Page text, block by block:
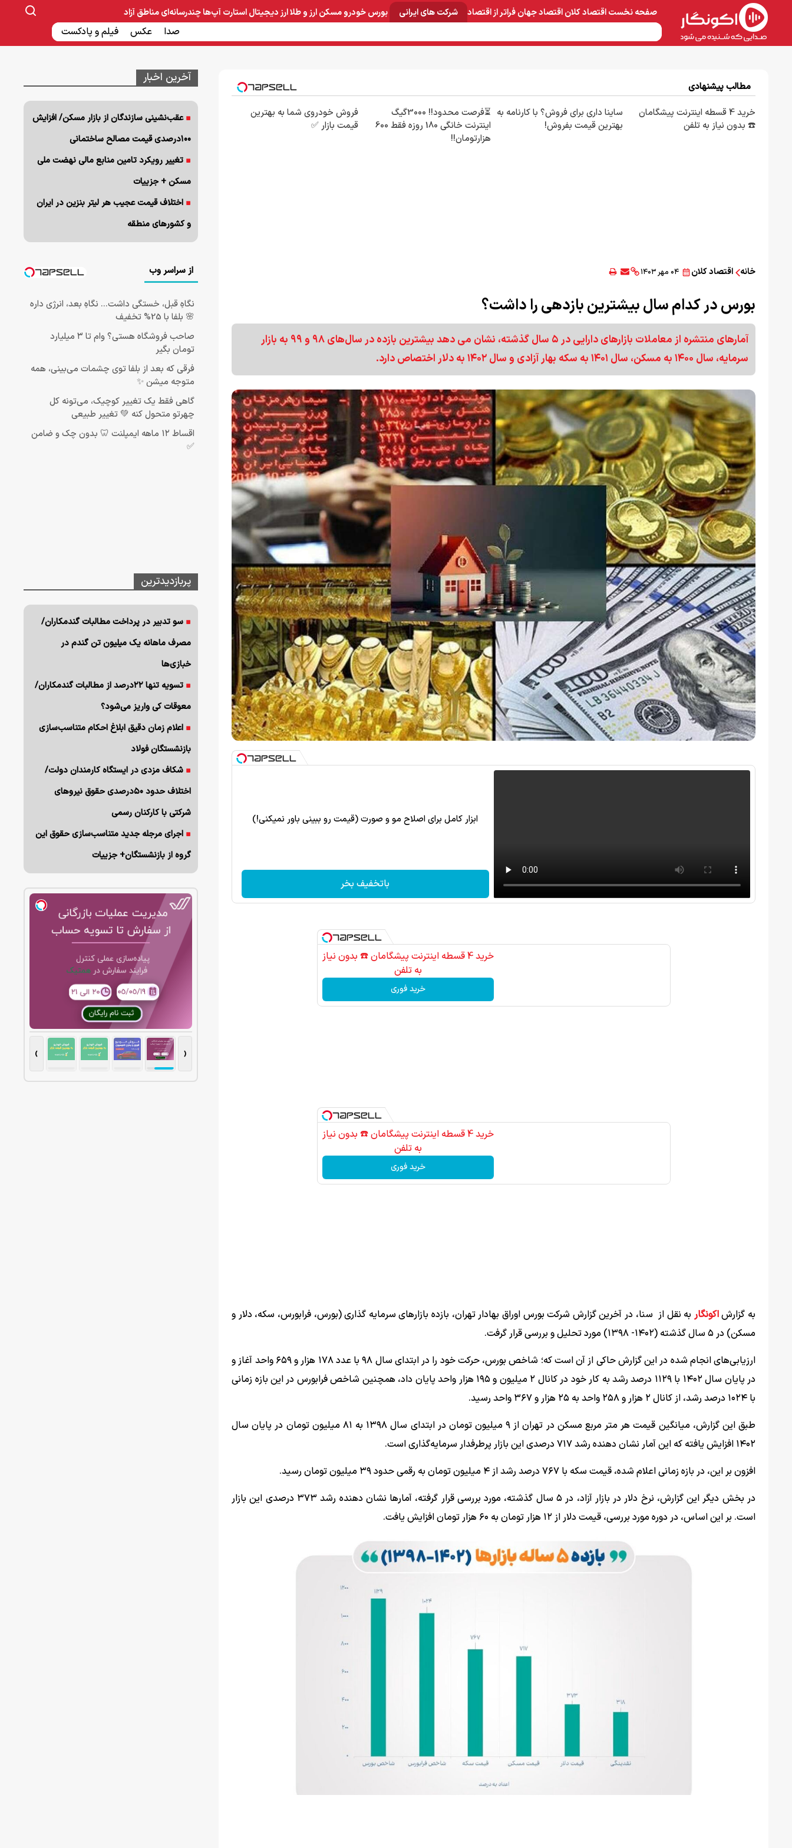
صفحه نخستاقتصاد کلاناقتصاد جهانفراتر از اقتصاد شرکت های ایرانی
صنایع غذایی و دارویی ساخت و ساز بانک و بیمه
بورسخودرومسکنارز و طلاارز دیجیتالاستارت آپ‌هاچندرسانه‌ای
صدا عکس فیلم و پادکست
مناطق آزاد
مطالب پیشنهادی
خرید 4 قسطه اینترنت پیشگامان
☎️ بدون نیاز به تلفن
ساینا داری برای فروش؟ با کارنامه به
بهترین قیمت بفروش!
⏳فرصت محدود!! 3000گیگ
اینترنت خانگی 180 روزه فقط 600
هزارتومان!!
فروش خودروی شما به بهترین
قیمت بازار ✅
خانه اقتصاد کلان ۰۴ مهر ۱۴۰۳
بورس در کدام سال بیشترین بازدهی را داشت؟
آمارهای منتشره از معاملات بازارهای دارایی در ۵ سال گذشته، نشان‌ می دهد بیشترین بازده در سال‌های ۹۸ و ۹۹ به بازار
سرمایه، سال ۱۴۰۰ به مسکن، سال ۱۴۰۱ به سکه بهار آزادی و سال ۱۴۰۲ به دلار اختصاص دارد.
ابزار کامل برای اصلاح مو و صورت (قیمت رو ببینی باور نمیکنی!)
باتخفیف بخر
خرید 4 قسطه اینترنت پیشگامان ☎️ بدون نیاز
به تلفن
خرید فوری
خرید 4 قسطه اینترنت پیشگامان ☎️ بدون نیاز
به تلفن
خرید فوری
به گزارشاکونگار به نقل از سنا، در آخرین گزارش شرکت بورس اوراق بهادار تهران، بازده بازارهای سرمایه گذاری (بورس، فرابورس، سکه، دلار و
مسکن) در ۵ سال گذشته (۱۴۰۲- ۱۳۹۸) مورد تحلیل و بررسی قرار گرفت.
ارزیابی‌های انجام شده در این گزارش حاکی از آن است که؛ شاخص بورس، حرکت خود را در ابتدای سال ۹۸ با عدد ۱۷۸ هزار و ۶۵۹ واحد آغاز و
در پایان سال ۱۴۰۲ با ۱۱۲۹ درصد رشد به کار خود در کانال ۲ میلیون و ۱۹۵ هزار واحد پایان داد، همچنین شاخص فرابورس در این بازه زمانی
با ۱۰۲۴ درصد رشد، از کانال ۲ هزار و ۲۵۸ واحد به ۲۵ هزار و ۳۶۷ واحد رسید.
طبق این گزارش، میانگین قیمت هر متر مربع مسکن در تهران از ۹ میلیون تومان در ابتدای سال ۱۳۹۸ به ۸۱ میلیون تومان در پایان سال
۱۴۰۲ افزایش یافته که این آمار نشان دهنده رشد ۷۱۷ درصدی این بازار پرطرفدار سرمایه‌گذاری است.
افزون بر این، در بازه زمانی اعلام شده، قیمت سکه با ۷۶۷ درصد رشد از ۴ میلیون تومان به رقمی حدود ۳۹ میلیون تومان رسید.
در بخش دیگر این گزارش، نرخ دلار در بازار آزاد، در ۵ سال گذشته، مورد بررسی قرار گرفته، آمارها نشان دهنده رشد ۳۷۳ درصدی این بازار
است. بر این اساس، در دوره مورد بررسی، قیمت دلار از ۱۲ هزار تومان به ۶۰ هزار تومان افزایش یافت.
آخرین اخبار
عقب‌نشینی سازندگان از بازار مسکن/ افزایش
۱۰۰درصدی قیمت مصالح ساختمانی
تغییر رویکرد تامین منابع مالی نهضت ملی
مسکن + جزییات
اختلاف قیمت عجیب هر لیتر بنزین در ایران
و کشورهای منطقه
از سراسر وب
نگاهِ قبل، خستگی داشت... نگاهِ بعد، انرژی داره
🌸 بلفا با 25% تخفیف
صاحب فروشگاه هستی؟ وام تا ۳ میلیارد
تومان بگیر
فرقی که بعد از بلفا توی چشمات می‌بینی، همه
متوجه میشن ✨
گاهی فقط یک تغییر کوچیک، می‌تونه کل
چهرتو متحول کنه 💚 تغییر طبیعی
اقساط ۱۲ ماهه ایمپلنت 🦷 بدون چک و ضامن
✅
پربازدیدترین
سو تدبیر در پرداخت مطالبات گندمکاران/
مصرف ماهانه یک میلیون تن گندم در
خبازی‌ها
تسویه تنها ۲۲درصد از مطالبات گندمکاران/
معوقات کی واریز می‌شود؟
اعلام زمان دقیق ابلاغ احکام متناسب‌سازی
بازنشستگان فولاد
شکاف مزدی در ایستگاه کارمندان دولت/
اختلاف حدود ۵۰درصدی حقوق نیروهای
شرکتی با کارکنان رسمی
اجرای مرجله جدید متناسب‌سازی حقوق این
گروه از بازنشستگان+ جزییات
‹
›